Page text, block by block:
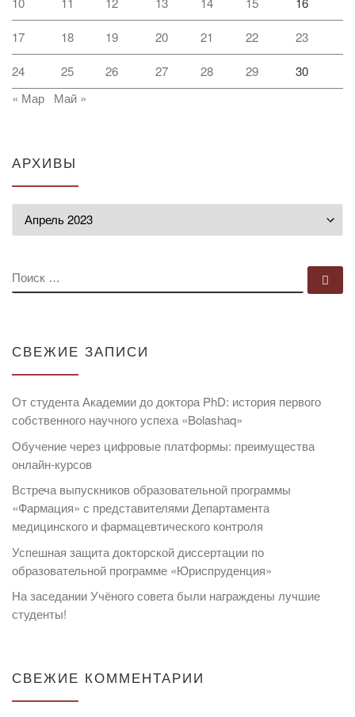
17 18 19 20 21 22 23
24 25 26 27 28 29
30
« Мар
Май »
АРХИВЫ
ПОИСК
СВЕЖИЕ ЗАПИСИ
От студента Академии до доктора PhD: история первого
собственного научного успеха «Bolashaq»
Обучение через цифровые платформы: преимущества
онлайн-курсов
Встреча выпускников образовательной программы
«Фармация» с представителями Департамента
медицинского и фармацевтического контроля
Успешная защита докторской диссертации по
образовательной программе «Юриспруденция»
На заседании Учёного совета были награждены лучшие
студенты!
СВЕЖИЕ КОММЕНТАРИИ